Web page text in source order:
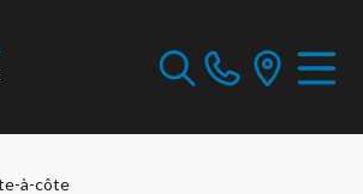
à-côte